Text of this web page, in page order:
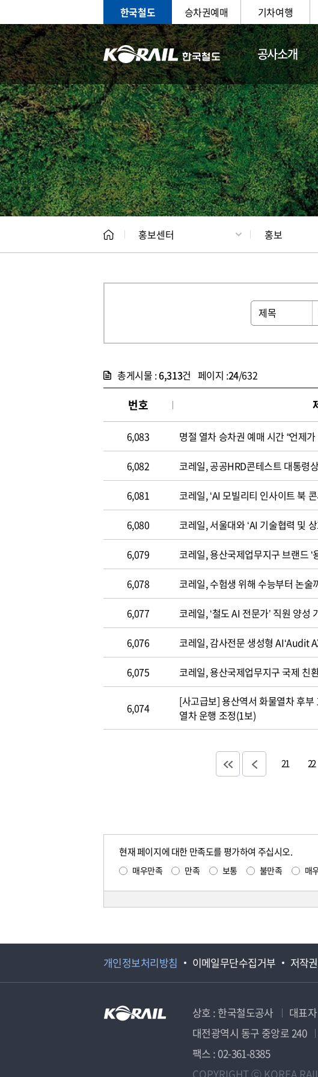
한국철도 승차권예매 기차여행
공사소개
홍보 문화사업
홍보센터 홍보
총게시물 :6,313건 페이지 :24/632
번호
6,083 명절 열차 승차권 예매 시간 “언제
6,082 코레일, 공공HRD콘테스트 대통령
6,081
6,080 코레일, 서울대와 ‘AI 기술협력 및
6,079 코레일, 용산국제업무지구 브랜드 ‘
6,078 코레일, 수험생 위해 수능부터 논술
6,077 코레일, ‘철도 AI 전문가’ 직원 양성
6,076 코레일, 감사전문 생성형 AI‘Audit
6,075 코레일, 용산국제업무지구 국제 친
6,074
[사고급보] 용산역서 화물열차 후부 1칸 궤도이
열차 운행 조정(1보)
21 22
현재 페이지에 대한 만족도를 평가하여 주십시오.
매우만족 만족 보통 불만족 매
개인정보처리방침 이메일무단수집거부 저작
상호 : 한국철도공사 대표
대전광역시 동구 중앙로 240
팩스 : 02-361-8385
COPYRIGHT ⓒ KOREA